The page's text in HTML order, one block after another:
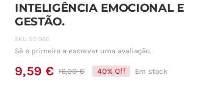
INTELIGÊNCIA EMOCIONAL E
GESTÃO.
SKU SO 060
Sê o primeiro a escrever uma avaliação.
16,00€O
9,59 €
O 40% Off Em stock